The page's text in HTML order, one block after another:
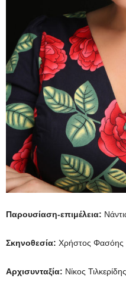
Παρουσίαση-επιμέλεια:
Σκηνοθεσία: Χρήστος Φασόης
Αρχισυνταξία: Νίκος Τιλκερίδης